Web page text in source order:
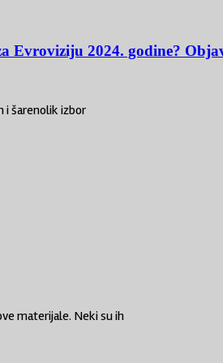
Evroviziju 2024. godine?
i šarenolik izbor
materijale. Neki su ih